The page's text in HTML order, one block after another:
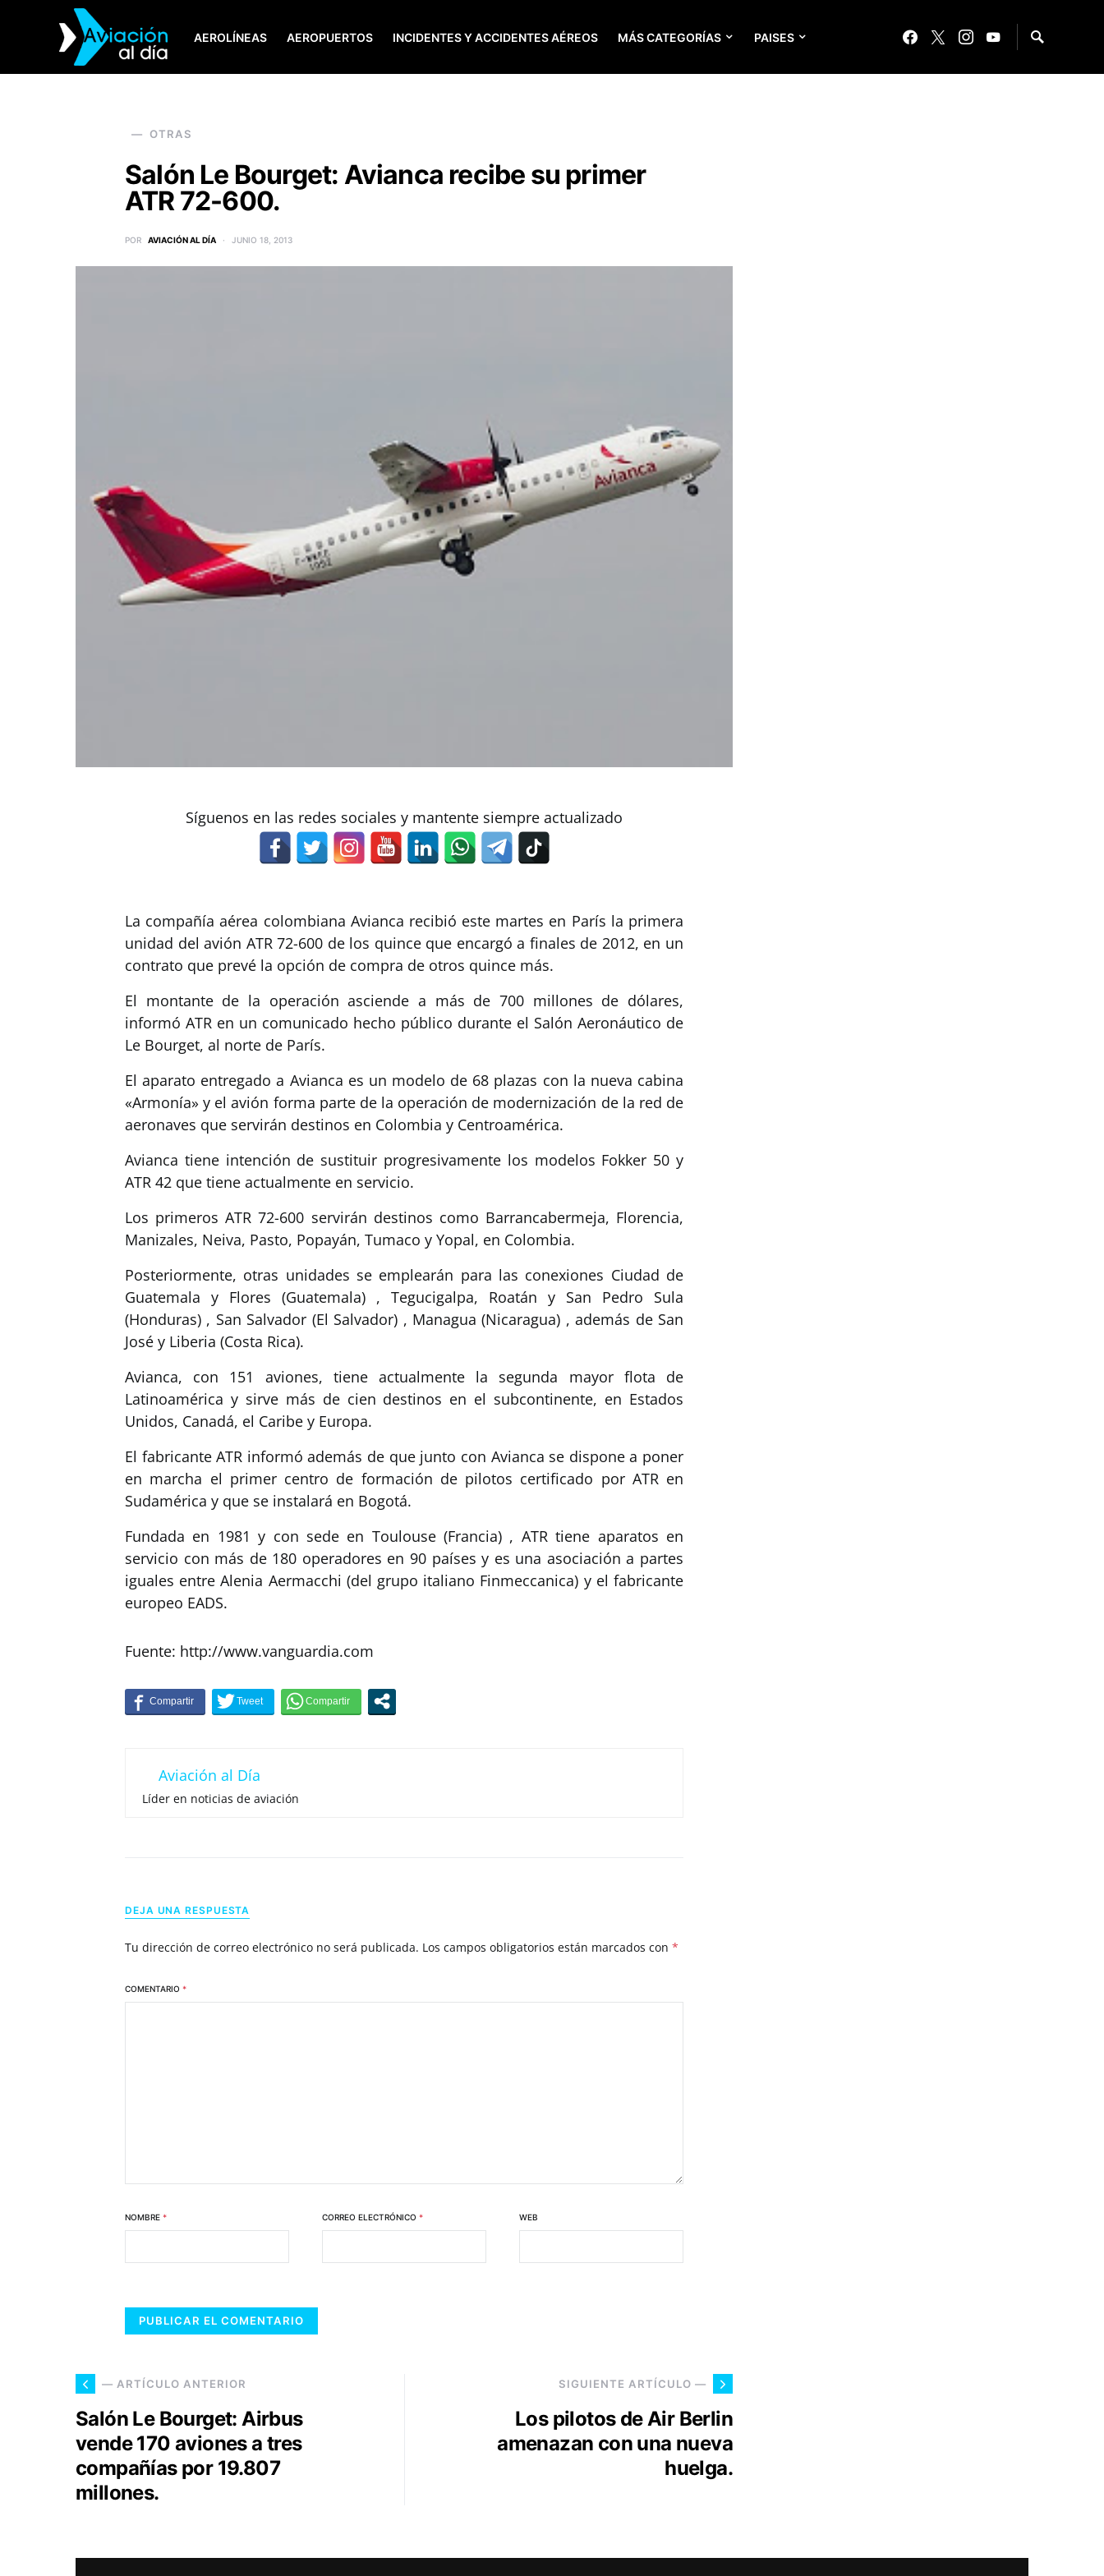
AEROLÍNEAS AEROPUERTOS INCIDENTES Y ACCIDENTES AÉREOS MÁS CATEGORÍAS PAISES
SEARCH FOR:
OTRAS
Salón Le Bourget: Avianca recibe su primer
ATR 72-600.
POR AVIACIÓN AL DÍA JUNIO 18, 2013
Síguenos en las redes sociales y mantente siempre actualizado
La compañía aérea colombiana Avianca recibió este martes en París la primera
unidad del avión ATR 72-600 de los quince que encargó a finales de 2012, en un
contrato que prevé la opción de compra de otros quince más.
El montante de la operación asciende a más de 700 millones de dólares,
informó ATR en un comunicado hecho público durante el Salón Aeronáutico de
Le Bourget, al norte de París.
El aparato entregado a Avianca es un modelo de 68 plazas con la nueva cabina
«Armonía» y el avión forma parte de la operación de modernización de la red de
aeronaves que servirán destinos en Colombia y Centroamérica.
Avianca tiene intención de sustituir progresivamente los modelos Fokker 50 y
ATR 42 que tiene actualmente en servicio.
Los primeros ATR 72-600 servirán destinos como Barrancabermeja, Florencia,
Manizales, Neiva, Pasto, Popayán, Tumaco y Yopal, en Colombia.
Posteriormente, otras unidades se emplearán para las conexiones Ciudad de
Guatemala y Flores (Guatemala) , Tegucigalpa, Roatán y San Pedro Sula
(Honduras) , San Salvador (El Salvador) , Managua (Nicaragua) , además de San
José y Liberia (Costa Rica).
Avianca, con 151 aviones, tiene actualmente la segunda mayor flota de
Latinoamérica y sirve más de cien destinos en el subcontinente, en Estados
Unidos, Canadá, el Caribe y Europa.
El fabricante ATR informó además de que junto con Avianca se dispone a poner
en marcha el primer centro de formación de pilotos certificado por ATR en
Sudamérica y que se instalará en Bogotá.
Fundada en 1981 y con sede en Toulouse (Francia) , ATR tiene aparatos en
servicio con más de 180 operadores en 90 países y es una asociación a partes
iguales entre Alenia Aermacchi (del grupo italiano Finmeccanica) y el fabricante
europeo EADS.
Fuente: http://www.vanguardia.com
Aviación al Día
Líder en noticias de aviación
DEJA UNA RESPUESTA
Tu dirección de correo electrónico no será publicada. Los campos obligatorios están marcados con *
COMENTARIO *
NOMBRE * CORREO ELECTRÓNICO * WEB
— ARTÍCULO ANTERIOR
Salón Le Bourget: Airbus
vende 170 aviones a tres
compañías por 19.807
millones.
SIGUIENTE ARTÍCULO —
Los pilotos de Air Berlin
amenazan con una nueva
huelga.